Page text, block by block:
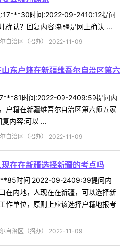
:17***30时间:2022-09-2410:12提问
确认？回复内容:新疆是网上确认 ...
自治区（招办） 2022-11-09
东户籍在新疆维吾尔自治区第六
时间:2022-09-2409:59提问内
户籍在新疆维吾尔自治区第六师五家
内容:可以 ...
自治区（招办） 2022-11-09
在在新疆选择新疆的考点吗
时间:2022-09-2409:39提问内
在内地，人现在在新疆，可以选择新
作单位，原则上应该选择户籍地报考
自治区（招办） 2022-11-09